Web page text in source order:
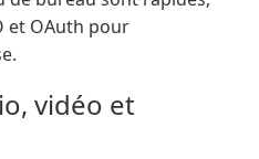
et OAuth pour
vidéo et